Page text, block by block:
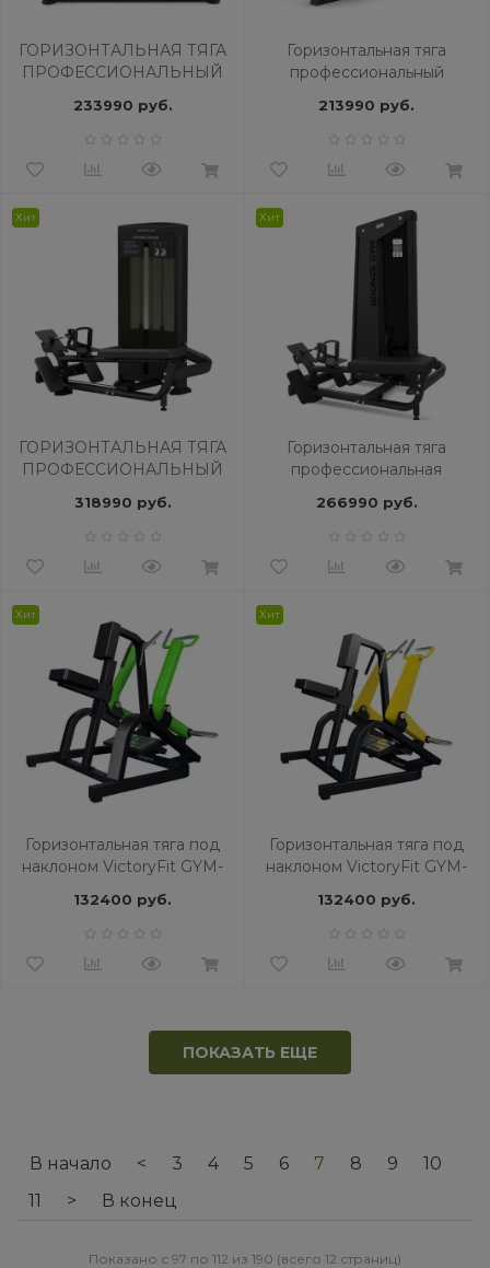
ГОРИЗОНТАЛЬНАЯ ТЯГА
ПРОФЕССИОНАЛЬНЫЙ
ML-807
233990 руб.
Горизонтальная тяга
профессиональный
213990 руб.
Хит
ГОРИЗОНТАЛЬНАЯ ТЯГА
ПРОФЕССИОНАЛЬНЫЙ
318990 руб.
Хит
Горизонтальная тяга
профессиональная
266990 руб.
Хит
Горизонтальная тяга под
наклоном VictoryFit GYM-
132400 руб.
Хит
Горизонтальная тяга под
наклоном VictoryFit GYM-
132400 руб.
ПОКАЗАТЬ ЕЩЕ
В начало < 3 4 5 6 7 8 9
10
11
> В конец
Показано с 97 по 112 из 190 (всего 12 страниц)